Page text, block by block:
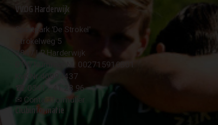
VVOG Harderwijk
Sportpark 'De Strokel'
Strokelweg 5
3847 LR Harderwijk
BTW Nummer NL 002715910B01
KvK Nr 40094437
☎︎ 0341 - 41 28 96
✉︎ Contactformulier
Clubinformatie